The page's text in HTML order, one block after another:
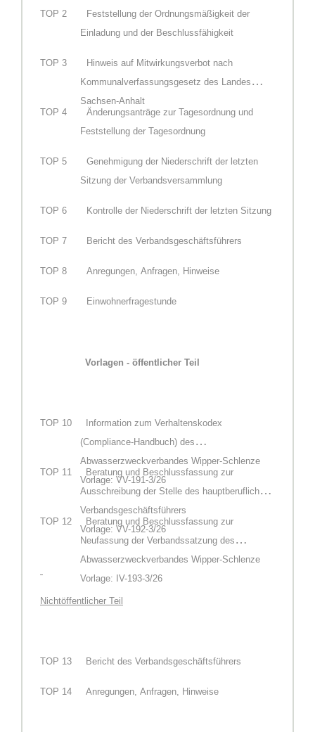
TOP 2
Feststellung der Ordnungsmäßigkeit der
Einladung und der Beschlussfähigkeit
TOP 3
Hinweis auf Mitwirkungsverbot nach
Kommunalverfassungsgesetz des Landes
Sachsen-Anhalt
TOP 4
Änderungsanträge zur Tagesordnung und
Feststellung der Tagesordnung
TOP 5
Genehmigung der Niederschrift der letzten
Sitzung der Verbandsversammlung
TOP 6 Kontrolle der Niederschrift der letzten Sitzung
TOP 7 Bericht des Verbandsgeschäftsführers
TOP 8 Anregungen, Anfragen, Hinweise
TOP 9 Einwohnerfragestunde
Vorlagen - öffentlicher Teil
TOP 10 Information zum Verhaltenskodex
(Compliance-Handbuch) des
Abwasserzweckverbandes Wipper-Schlenze
Vorlage: VV-191-3/26
TOP 11
Beratung und Beschlussfassung zur
Ausschreibung der Stelle des hauptberuflichen
Verbandsgeschäftsführers
Vorlage: VV-192-3/26
TOP 12 Beratung und Beschlussfassung zur
Neufassung der Verbandssatzung des
Abwasserzweckverbandes Wipper-Schlenze
Vorlage: IV-193-3/26
Nichtöffentlicher Teil
TOP 13 Bericht des Verbandsgeschäftsführers
TOP 14 Anregungen, Anfragen, Hinweise